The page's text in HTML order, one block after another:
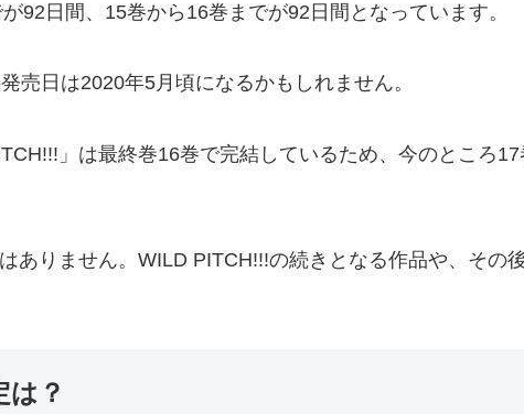
92日間、15巻から16巻までが92日間となっています。
売日は2020年5月頃になるかもしれません。
」は最終巻16巻で完結しているため、今のところ
ありません。WILD PITCH!!!の続きとなる作品や、その
？